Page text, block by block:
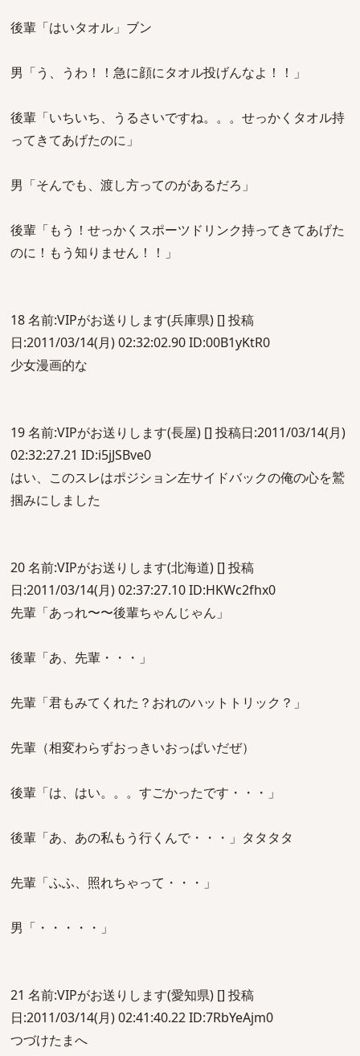
後輩「はいタオル」ブン
男「う、うわ！！急に顔にタオル投げんなよ！！」
後輩「いちいち、うるさいですね。。。せっかくタオル持
ってきてあげたのに」
男「そんでも、渡し方ってのがあるだろ」
後輩「もう！せっかくスポーツドリンク持ってきてあげた
のに！もう知りません！！」
18 名前:VIPがお送りします(兵庫県) [] 投稿
日:2011/03/14(月) 02:32:02.90 ID:00B1yKtR0
少女漫画的な
19 名前:VIPがお送りします(長屋) [] 投稿日:2011/03/14(月)
02:32:27.21 ID:i5jJSBve0
はい、このスレはポジション左サイドバックの俺の心を鷲
掴みにしました
20 名前:VIPがお送りします(北海道) [] 投稿
日:2011/03/14(月) 02:37:27.10 ID:HKWc2fhx0
先輩「あっれ〜〜後輩ちゃんじゃん」
後輩「あ、先輩・・・」
先輩「君もみてくれた？おれのハットトリック？」
先輩（相変わらずおっきいおっぱいだぜ）
後輩「は、はい。。。すごかったです・・・」
後輩「あ、あの私もう行くんで・・・」タタタタ
先輩「ふふ、照れちゃって・・・」
男「・・・・・」
21 名前:VIPがお送りします(愛知県) [] 投稿
日:2011/03/14(月) 02:41:40.22 ID:7RbYeAjm0
つづけたまへ